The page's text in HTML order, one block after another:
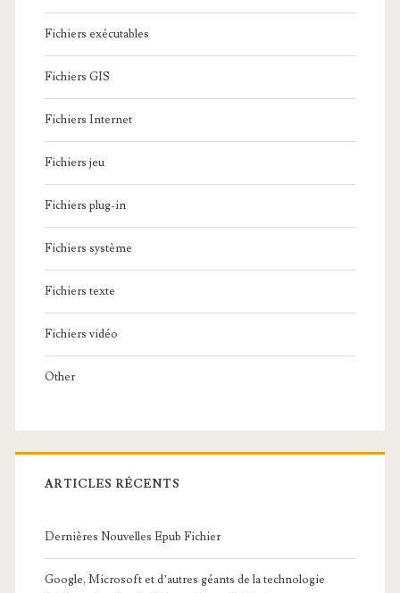
Fichiers exécutables
Fichiers GIS
Fichiers Internet
Fichiers jeu
Fichiers plug-in
Fichiers système
Fichiers texte
Fichiers vidéo
Other
ARTICLES RÉCENTS
Dernières Nouvelles Epub Fichier
Google, Microsoft et d’autres géants de la technologie